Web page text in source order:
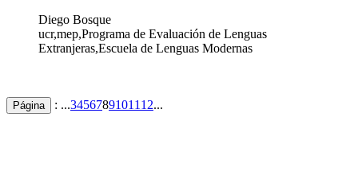
Diego Bosque
ucr,mep,Programa de Evaluación de Lenguas
Extranjeras,Escuela de Lenguas Modernas
Página : ...34567891011 12...